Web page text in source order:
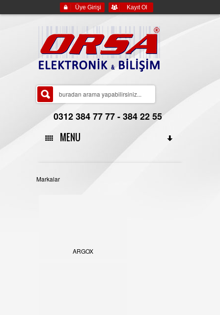
Üye Girişi Kayıt Ol
0312 384 77 77 - 384 22 55
MENU
Markalar
ARGOX